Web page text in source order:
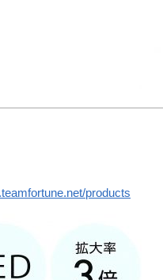
products